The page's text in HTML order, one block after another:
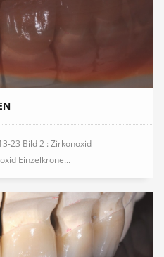
23 Bild 2 : Zirkonoxid
Einzelkrone...